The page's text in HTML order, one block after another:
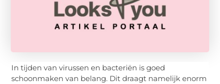
In tijden van virussen en bacteriën is goed
schoonmaken van belang. Dit draagt namelijk enorm